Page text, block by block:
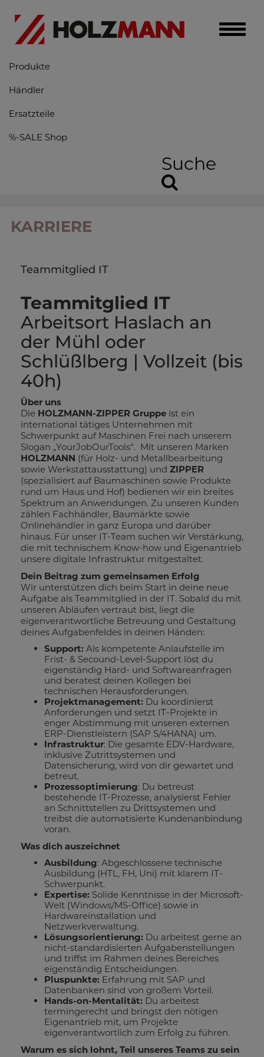
Toggle
Produkte
Händler
Ersatzteile
%-SALE Shop
Suche
KARRIERE
Teammitglied IT
Teammitglied IT
Arbeitsort Haslach an
der Mühl oder
Schlüßlberg | Vollzeit (bis
40h)
Über uns
Die HOLZMANN-ZIPPER Gruppe ist ein
international tätiges Unternehmen mit
Schwerpunkt auf Maschinen Frei nach unserem
Slogan „YourJobOurTools“. Mit unseren Marken
HOLZMANN (für Holz- und Metallbearbeitung
sowie Werkstattausstattung) und ZIPPER
(spezialisiert auf Baumaschinen sowie Produkte
rund um Haus und Hof) bedienen wir ein breites
Spektrum an Anwendungen. Zu unseren Kunden
zählen Fachhändler, Baumärkte sowie
Onlinehändler in ganz Europa und darüber
hinaus. Für unser IT-Team suchen wir Verstärkung,
die mit technischem Know-how und Eigenantrieb
unsere digitale Infrastruktur mitgestaltet.
Dein Beitrag zum gemeinsamen Erfolg
Wir unterstützen dich beim Start in deine neue
Aufgabe als Teammitglied in der IT. Sobald du mit
unseren Abläufen vertraut bist, liegt die
eigenverantwortliche Betreuung und Gestaltung
deines Aufgabenfeldes in deinen Händen:
Support: Als kompetente Anlaufstelle im
Frist- & Secound-Level-Support löst du
eigenständig Hard- und Softwareanfragen
und beratest deinen Kollegen bei
technischen Herausforderungen.
Projektmanagement: Du koordinierst
Anforderungen und setzt IT-Projekte in
enger Abstimmung mit unseren externen
ERP-Dienstleistern (SAP S/4HANA) um.
Infrastruktur: Die gesamte EDV-Hardware,
inklusive Zutrittsystemen und
Datensicherung, wird von dir gewartet und
betreut.
Prozessoptimierung: Du betreust
bestehende IT-Prozesse, analysierst Fehler
an Schnittstellen zu Drittsystemen und
treibst die automatisierte Kundenanbindung
voran.
Was dich auszeichnet
Ausbildung: Abgeschlossene technische
Ausbildung (HTL, FH, Uni) mit klarem IT-
Schwerpunkt.
Expertise: Solide Kenntnisse in der Microsoft-
Welt (Windows/MS-Office) sowie in
Hardwareinstallation und
Netzwerkverwaltung.
Lösungsorientierung: Du arbeitest gerne an
nicht-standardisierten Aufgabenstellungen
und triffst im Rahmen deines Bereiches
eigenständig Entscheidungen.
Pluspunkte: Erfahrung mit SAP und
Datenbanken sind von großem Vorteil.
Hands-on-Mentalität: Du arbeitest
termingerecht und bringst den nötigen
Eigenantrieb mit, um Projekte
eigenverantwortlich zum Erfolg zu führen.
Warum es sich lohnt, Teil unseres Teams zu sein